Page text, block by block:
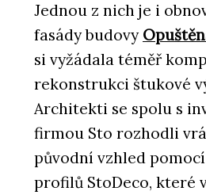
Jednou z nich je i
fasády budovy
si vyžádala téměř
rekonstrukci štukové
Architekti se spolu s
firmou Sto rozhodli
původní vzhled
profilů StoDeco, které